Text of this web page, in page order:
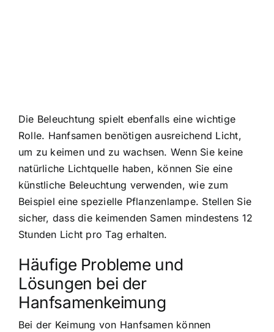
Die Beleuchtung spielt ebenfalls eine wichtige
Rolle. Hanfsamen benötigen ausreichend Licht,
um zu keimen und zu wachsen. Wenn Sie keine
natürliche Lichtquelle haben, können Sie eine
künstliche Beleuchtung verwenden, wie zum
Beispiel eine spezielle Pflanzenlampe. Stellen Sie
sicher, dass die keimenden Samen mindestens 12
Stunden Licht pro Tag erhalten.
Häufige Probleme und
Lösungen bei der
Hanfsamenkeimung
Bei der Keimung von Hanfsamen können